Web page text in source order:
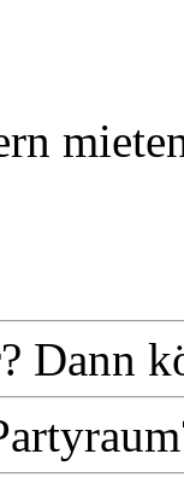
Dann